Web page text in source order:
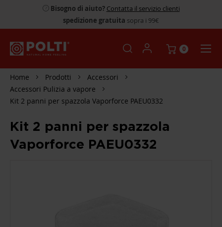
Bisogno di aiuto? Contatta il servizio clienti
spedizione gratuita sopra i 99€
0
Home Prodotti
Accessori
Accessori Pulizia a vapore
Kit 2 panni per spazzola Vaporforce PAEU0332
Kit 2 panni per spazzola
Vaporforce PAEU0332